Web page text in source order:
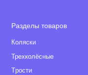
Разделы товаров
Коляски
Трехколёсные
Tрости